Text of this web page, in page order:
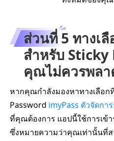
ส่วนที่ 5 ทางเ
สำหรับ Sticky
คุณไม่ควรพล
หากคุณกำลังมองหาทางเลือก
Password imyPass ตัวจัดกา
ที่คุณต้องการ แอปนี้ใช้การเข้
ซึ่งหมายความว่าคุณเท่านั้นที่